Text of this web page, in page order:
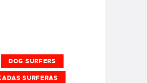
DOG SURFERS
SURFERAS